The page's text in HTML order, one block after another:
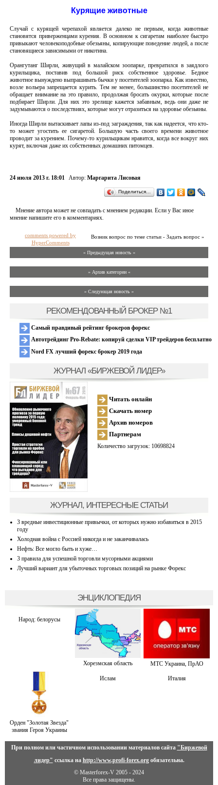
Курящие животные
Случай с курящей черепахой является далеко не первым, когда животные
становятся приверженцами курения. В основном к сигаретам наиболее быстро
привыкают человекоподобные обезьяны, копирующие поведение людей, а после
становящиеся зависимыми от никотина.
Орангутанг Ширли, живущий в малайском зоопарке, превратился в заядлого
курильщика, поставив под большой риск собственное здоровье. Бедное
животное вынуждено выпрашивать бычки у посетителей зоопарка. Как известно,
возле вольера запрещается курить. Тем не менее, большинство посетителей не
обращает внимание на это правило, продолжая бросать окурки, которые после
подбирает Ширли. Для них это зрелище кажется забавным, ведь они даже не
задумываются о последствиях, которые могут отразиться на здоровье обезьяны.
Иногда Ширли вытаскивает лапы из-под заграждения, так как надеется, что кто-
то может угостить ее сигаретой. Большую часть своего времени животное
проводит за курением. Почему-то курильщикам нравится, когда все вокруг них
курят, включая даже их собственных домашних питомцев.
24 июля 2013 г. 18:01 Автор: Маргарита Лисовая
Поделиться…
Мнение автора может не совпадать с мнением редакции. Если у Вас иное
мнение напишите его в комментариях.
Возник вопрос по теме статьи - Задать вопрос »
comments powered by
HyperComments
« Предыдущая новость «
» Архив категории «
» Следующая новость »
РЕКОМЕНДОВАННЫЙ БРОКЕР №1
Самый правдивый рейтинг брокеров форекс
Автотрейдинг Pro-Rebate: копируй сделки VIP трейдеров бесплатно
Nord FX лучший форекс брокер 2019 года
ЖУРНАЛ «БИРЖЕВОЙ ЛИДЕР»
Читать онлайн
Скачать номер
Архив номеров
Партнерам
Количество загрузок: 10698824
ЖУРНАЛ, ИНТЕРЕСНЫЕ СТАТЬИ
3 вредные инвестиционные привычки, от которых нужно избавиться в 2015
году
Холодная война с Россией никогда и не заканчивалась
Нефть: Все могло быть и хуже…
3 правила для успешной торговли мусорными акциями
Лучший вариант для убыточных торговых позиций на рынке Форекс
ЭНЦИКЛОПЕДИЯ
Народ: белорусы
Хорезмская область МТС Украина, ПрАО
Орден "Золотая Звезда"
звания Героя Украины
Ислам Италия
При полном или частичном использовании материалов сайта "Биржевой
лидер" ссылка на http://www.profi-forex.orgобязательна.
© Masterforex-V 2005 - 2024
Все права защищены.